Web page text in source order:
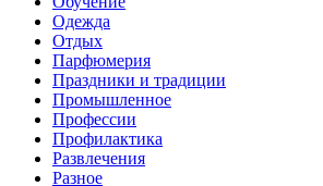
Одежда
Отдых
Парфюмерия
Праздники и традиции
Промышленное
Профессии
Профилактика
Развлечения
Разное